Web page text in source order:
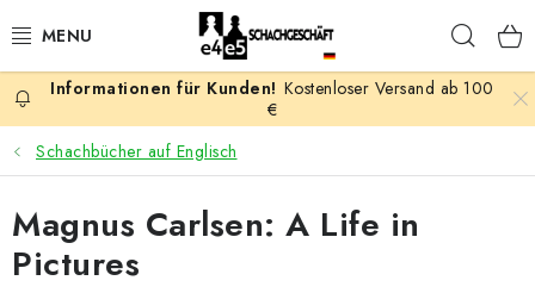
Inhalt
AKTION
SCHACHSPIELE
SCHACHFIGUREN
Kostenloser Versand ab 100
€
Schachbücher auf Englisch
Magnus Carlsen: A Life in
Pictures